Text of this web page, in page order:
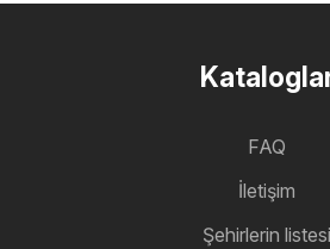
FAQ
İletişim
Şehirlerin listesi